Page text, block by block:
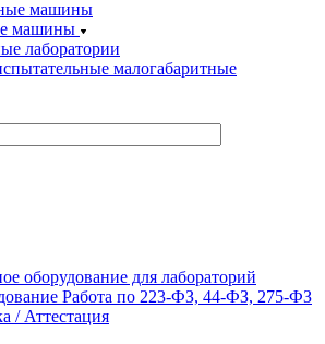
машины
лаборатории
малогабаритные
оборудование для лабораторий
Работа по 223-ФЗ, 44-ФЗ, 275-ФЗ
/ Аттестация